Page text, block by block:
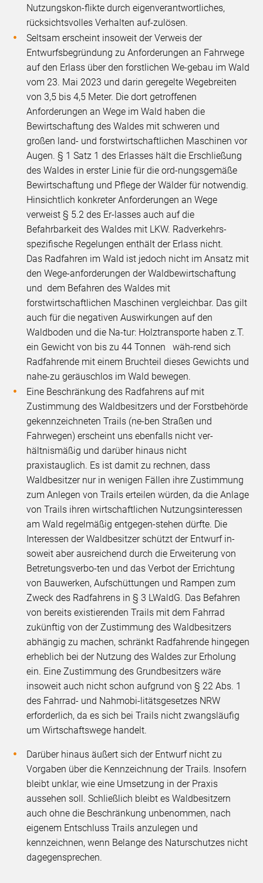
Nutzungskon-flikte durch eigenverantwortliches,
rücksichtsvolles Verhalten auf-zulösen.
Seltsam erscheint insoweit der Verweis der
Entwurfsbegründung zu Anforderungen an Fahrwege
auf den Erlass über den forstlichen We-gebau im Wald
vom 23. Mai 2023 und darin geregelte Wegebreiten
von 3,5 bis 4,5 Meter. Die dort getroffenen
Anforderungen an Wege im Wald haben die
Bewirtschaftung des Waldes mit schweren und
großen land- und forstwirtschaftlichen Maschinen vor
Augen. § 1 Satz 1 des Erlasses hält die Erschließung
des Waldes in erster Linie für die ord-nungsgemäße
Bewirtschaftung und Pflege der Wälder für notwendig.
Hinsichtlich konkreter Anforderungen an Wege
verweist § 5.2 des Er-lasses auch auf die
Befahrbarkeit des Waldes mit LKW. Radverkehrs-
spezifische Regelungen enthält der Erlass nicht.
Das Radfahren im Wald ist jedoch nicht im Ansatz mit
den Wege-anforderungen der Waldbewirtschaftung
und dem Befahren des Waldes mit
forstwirtschaftlichen Maschinen vergleichbar. Das gilt
auch für die negativen Auswirkungen auf den
Waldboden und die Na-tur: Holztransporte haben z.T.
ein Gewicht von bis zu 44 Tonnen wäh-rend sich
Radfahrende mit einem Bruchteil dieses Gewichts und
nahe-zu geräuschlos im Wald bewegen.
Eine Beschränkung des Radfahrens auf mit
Zustimmung des Waldbesitzers und der Forstbehörde
gekennzeichneten Trails (ne-ben Straßen und
Fahrwegen) erscheint uns ebenfalls nicht ver-
hältnismäßig und darüber hinaus nicht
praxistauglich. Es ist damit zu rechnen, dass
Waldbesitzer nur in wenigen Fällen ihre Zustimmung
zum Anlegen von Trails erteilen würden, da die Anlage
von Trails ihren wirtschaftlichen Nutzungsinteressen
am Wald regelmäßig entgegen-stehen dürfte. Die
Interessen der Waldbesitzer schützt der Entwurf in-
soweit aber ausreichend durch die Erweiterung von
Betretungsverbo-ten und das Verbot der Errichtung
von Bauwerken, Aufschüttungen und Rampen zum
Zweck des Radfahrens in § 3 LWaldG. Das Befahren
von bereits existierenden Trails mit dem Fahrrad
zukünftig von der Zustimmung des Waldbesitzers
abhängig zu machen, schränkt Radfahrende hingegen
erheblich bei der Nutzung des Waldes zur Erholung
ein. Eine Zustimmung des Grundbesitzers wäre
insoweit auch nicht schon aufgrund von § 22 Abs. 1
des Fahrrad- und Nahmobi-litätsgesetzes NRW
erforderlich, da es sich bei Trails nicht zwangsläufig
um Wirtschaftswege handelt.
Darüber hinaus äußert sich der Entwurf nicht zu
Vorgaben über die Kennzeichnung der Trails. Insofern
bleibt unklar, wie eine Umsetzung in der Praxis
aussehen soll. Schließlich bleibt es Waldbesitzern
auch ohne die Beschränkung unbenommen, nach
eigenem Entschluss Trails anzulegen und
kennzeichnen, wenn Belange des Naturschutzes nicht
dagegensprechen.